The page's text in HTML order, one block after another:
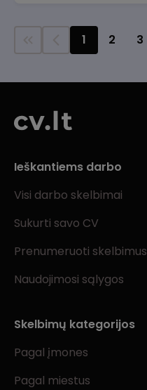
1 2 3
Ieškantiems darbo
Visi darbo skelbimai
Sukurti savo CV
Prenumeruoti skelbimus
Naudojimosi sąlygos
Skelbimų kategorijos
Pagal įmones
Pagal miestus